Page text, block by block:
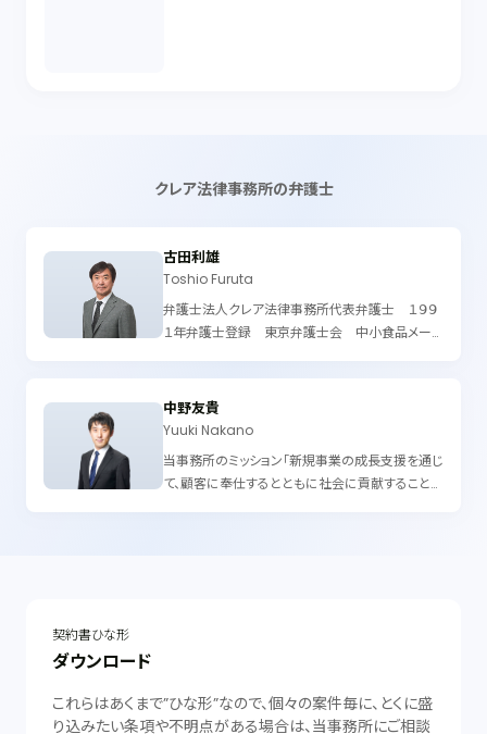
クレア法律事務所の弁護士
古田利雄
Toshio Furuta
弁護士法人クレア法律事務所代表弁護士 １９９
１年弁護士登録 東京弁護士会 中小食品メー
育つが、法律が好きで、企業支援の弁護士になる。
パッションと挑戦のあるベンチャー企業支援を中
心に活動し、上場企業であるCanbas、モダリス
中野友貴
Yuuki Nakano
当事務所のミッション「新規事業の成長支援を通じ
て、顧客に奉仕するとともに社会に貢献すること」
契約書ひな形
ダウンロード
これらはあくまで”ひな形”なので、個々の案件毎に、とくに盛
り込みたい条項や不明点がある場合は、当事務所にご相談